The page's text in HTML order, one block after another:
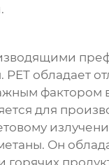
обладает
для
Он